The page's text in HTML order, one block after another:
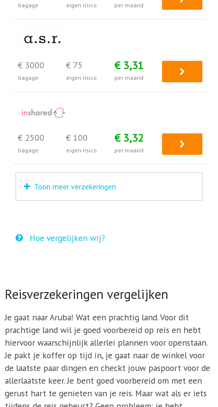
bagage eigen risico per maand
€ 3000
bagage
€ 75
eigen risico
€ 3,31
per maand
€ 2500
bagage
€ 100
eigen risico
€ 3,32
per maand
Toon meer verzekeringen
Hoe vergelijken wij?
Reisverzekeringen vergelijken
Je gaat naar Aruba! Wat een prachtig land. Voor dit
prachtige land wil je goed voorbereid op reis en hebt
hiervoor waarschijnlijk allerlei plannen voor openstaan.
Je pakt je koffer op tijd in, je gaat naar de winkel voor
de laatste paar dingen en checkt jouw paspoort voor de
allerlaatste keer. Je bent goed voorbereid om met een
gerust hart te genieten van je reis. Maar wat als er iets